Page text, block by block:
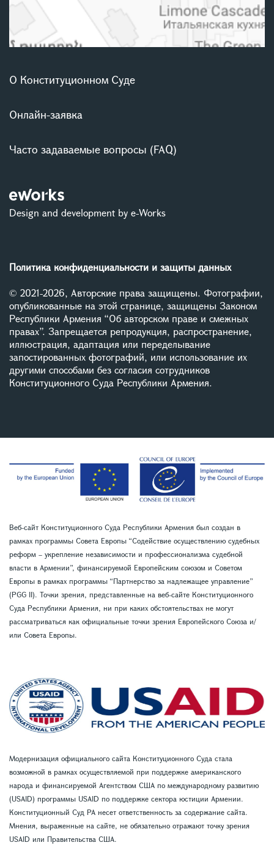
О Конституционном Суде
Онлайн-заявка
Часто задаваемые вопросы (FAQ)
Design and development by e-Works
Политика конфиденциальности и защиты данных
© 2021-2026, Авторские права защищены. Фотографии,
опубликованные на этой странице, защищены Законом
Республики Армения “Об авторском праве и смежных
правах”. Запрещается репродукция, распространение,
иллюстрация, адаптация или переделывание
запостированных фотографий, или использование их
другими способами без согласия сотрудников
Конституционного Суда Республики Армения.
Веб-сайт Конституционного Суда Республики Армения был создан в
рамках программы Совета Европы “Содействие осуществлению судебных
реформ – укрепление независимости и профессионализма судебной
власти в Армении”, финансируемой Европейским союзом и Советом
Европы в рамках программы “Партнерство за надлежащее управление”
(PGG II). Точки зрения, представленные на веб-сайте Конституционного
Суда Республики Армения, ни при каких обстоятельствах не могут
рассматриваться как официальные точки зрения Европейского Союза и/
или Совета Европы.
Модернизация официального сайта Конституционного Суда стала
возможной в рамках осуществляемой при поддержке американского
народа и финансируемой Агентством США по международному развитию
(USAID) программы USAID по поддержке сектора юстиции Армении.
Конституционный Суд РА несет ответственность за содержание сайта.
Мнения, выраженные на сайте, не обязательно отражают точку зрения
USAID или Правительства США.